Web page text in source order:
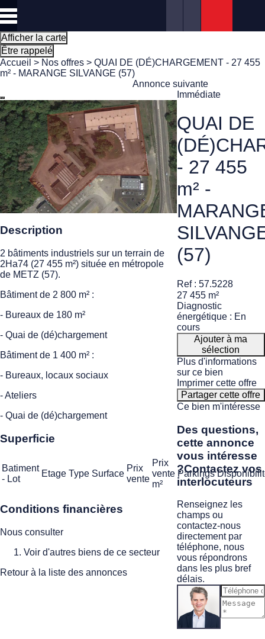
Afficher la carte
Être rappelé
Accueil > Nos offres > QUAI DE (DÉ)CHARGEMENT - 27 455
m² - MARANGE SILVANGE (57)
Annonce suivante
Description
2 bâtiments industriels sur un terrain de
2Ha74 (27 455 m²) située en métropole
de METZ (57).
Bâtiment de 2 800 m² :
- Bureaux de 180 m²
- Quai de (dé)chargement
Bâtiment de 1 400 m² :
- Bureaux, locaux sociaux
- Ateliers
- Quai de (dé)chargement
Superficie
Batiment
- Lot
Etage Type Surface
Prix
vente
Prix
vente
m²
Parkings
Conditions financières
Nous consulter
Voir d'autres biens de ce secteur
Retour à la liste des annonces
Immédiate
QUAI DE
- 27 455
m² -
(57)
Ref : 57.5228
27 455 m²
Diagnostic
énergétique : En
cours
Ajouter à ma
sélection
Plus d'informations
sur ce bien
Imprimer cette offre
Partager cette offre
Ce bien m'intéresse
Des questions,
cette annonce
vous intéresse
?Contactez vos
interlocuteurs
Renseignez les
champs ou
contactez-nous
directement par
téléphone, nous
vous répondrons
dans les plus bref
délais.